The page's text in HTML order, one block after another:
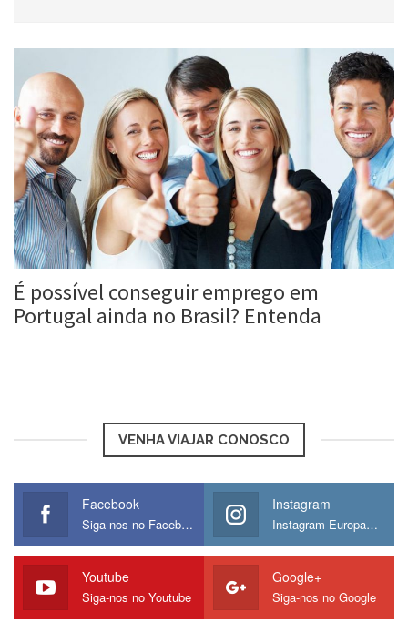
É possível conseguir emprego em
Portugal ainda no Brasil? Entenda
VENHA VIAJAR CONOSCO
Facebook
Siga-nos no Facebook
Instagram
Instagram Europamos
Youtube
Siga-nos no Youtube
Google+
Siga-nos no Google